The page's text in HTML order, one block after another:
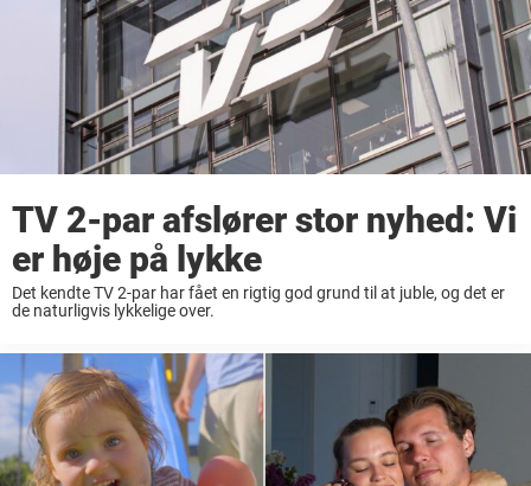
TV 2-par afslører stor nyhed: Vi
er høje på lykke
Det kendte TV 2-par har fået en rigtig god grund til at juble, og det er
de naturligvis lykkelige over.